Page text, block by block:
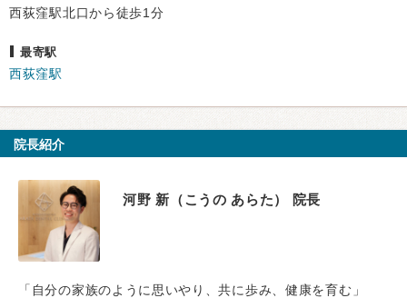
西荻窪駅北口から徒歩1 分
最寄駅
西荻窪駅
院長紹介
河野 新（こうの あらた） 院長
「自分の家族のように思いやり、共に歩み、健康を育む」